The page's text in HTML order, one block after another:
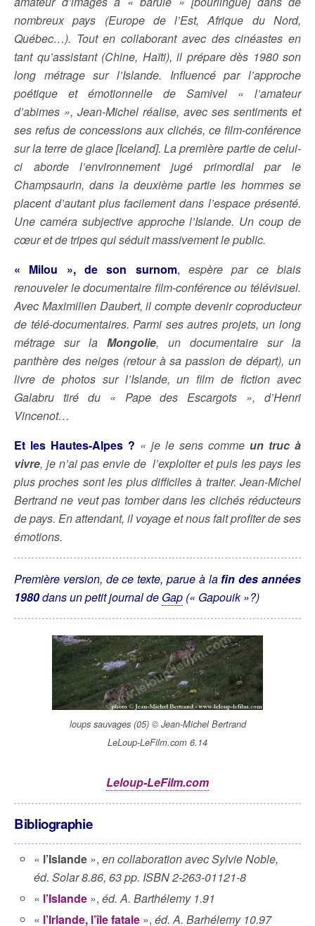
nombreux pays (Europe de l’Est, Afrique du Nord,
Québec…). Tout en collaborant avec des cinéastes en
tant qu’assistant (Chine, Haïti), il prépare dès 1980 son
long métrage sur l’Islande. Influencé par l’approche
poétique et émotionnelle de Samivel « l’amateur
d’abimes », Jean-Michel réalise, avec ses sentiments et
ses refus de concessions aux clichés, ce film-conférence
sur la terre de glace [Iceland]. La première partie de celui-
ci aborde l’environnement jugé primordial par le
Champsaurin, dans la deuxième partie les hommes se
placent d’autant plus facilement dans l’espace présenté.
Une caméra subjective approche l’Islande. Un coup de
cœur et de tripes qui séduit massivement le public.
« Milou », de son surnom, espère par ce biais
renouveler le documentaire film-conférence ou télévisuel.
Avec Maximilien Daubert, il compte devenir coproducteur
de télé-documentaires. Parmi ses autres projets, un long
métrage sur la Mongolie, un documentaire sur la
panthère des neiges (retour à sa passion de départ), un
livre de photos sur l’Islande, un film de fiction avec
Galabru tiré du « Pape des Escargots », d’Henri
Vincenot…
Et les Hautes-Alpes ? « je le sens comme un truc à
vivre, je n’ai pas envie de l’exploiter et puis les pays les
plus proches sont les plus difficiles à traiter. Jean-Michel
Bertrand ne veut pas tomber dans les clichés réducteurs
de pays. En attendant, il voyage et nous fait profiter de ses
émotions.
Première version, de ce texte, parue à lafin des années
1980dans un petit journal de Gap (« Gapouik »?)
loups sauvages (05) © Jean-Michel Bertrand
LeLoup-LeFilm.com 6.14
Leloup-LeFilm.com
Bibliographie
« l’Islande »,en collaboration avec Sylvie Noble,
éd. Solar 8.86, 63 pp. ISBN 2-263-01121-8
« l’Islande »,éd. A. Barthélemy 1.91
« l’Irlande, l’île fatale »,éd. A. Barhélemy 10.97